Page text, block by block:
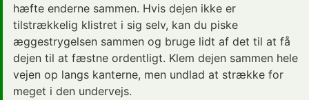
hæfte enderne sammen. Hvis dejen ikke er
tilstrækkelig klistret i sig selv, kan du piske
æggestrygelsen sammen og bruge lidt af det til at få
dejen til at fæstne ordentligt. Klem dejen sammen hele
vejen op langs kanterne, men undlad at strække for
meget i den undervejs.